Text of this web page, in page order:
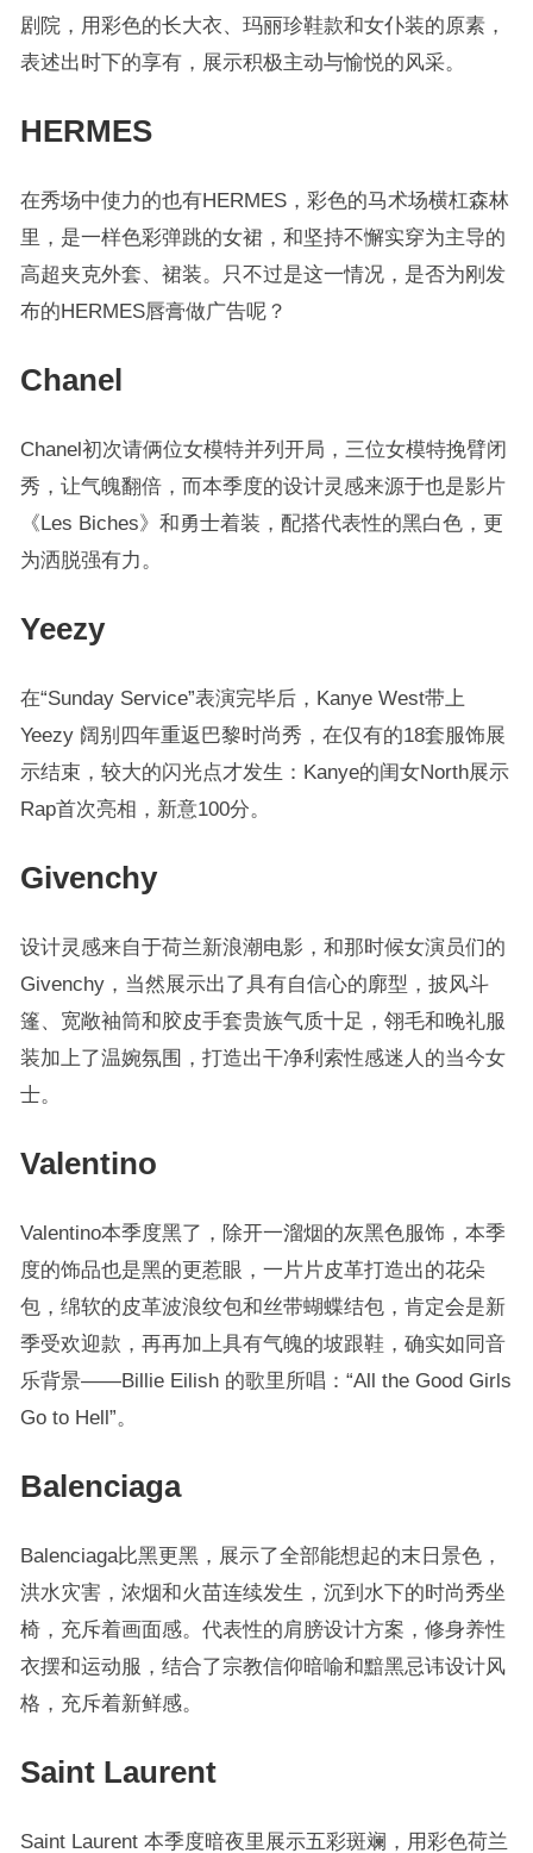
剧院，用彩色的长大衣、玛丽珍鞋款和女仆装的原素，
表述出时下的享有，展示积极主动与愉悦的风采。
HERMES
在秀场中使力的也有HERMES，彩色的马术场横杠森林
里，是一样色彩弹跳的女裙，和坚持不懈实穿为主导的
高超夹克外套、裙装。只不过是这一情况，是否为刚发
布的HERMES唇膏做广告呢？
Chanel
Chanel初次请俩位女模特并列开局，三位女模特挽臂闭
秀，让气魄翻倍，而本季度的设计灵感来源于也是影片
《Les Biches》和勇士着装，配搭代表性的黑白色，更
为洒脱强有力。
Yeezy
在“Sunday Service”表演完毕后，Kanye West带上
Yeezy 阔别四年重返巴黎时尚秀，在仅有的18套服饰展
示结束，较大的闪光点才发生：Kanye的闺女North展示
Rap首次亮相，新意100分。
Givenchy
设计灵感来自于荷兰新浪潮电影，和那时候女演员们的
Givenchy，当然展示出了具有自信心的廓型，披风斗
篷、宽敞袖筒和胶皮手套贵族气质十足，翎毛和晚礼服
装加上了温婉氛围，打造出干净利索性感迷人的当今女
士。
Valentino
Valentino本季度黑了，除开一溜烟的灰黑色服饰，本季
度的饰品也是黑的更惹眼，一片片皮革打造出的花朵
包，绵软的皮革波浪纹包和丝带蝴蝶结包，肯定会是新
季受欢迎款，再再加上具有气魄的坡跟鞋，确实如同音
乐背景——Billie Eilish 的歌里所唱：“All the Good Girls
Go to Hell”。
Balenciaga
Balenciaga比黑更黑，展示了全部能想起的末日景色，
洪水灾害，浓烟和火苗连续发生，沉到水下的时尚秀坐
椅，充斥着画面感。代表性的肩膀设计方案，修身养性
衣摆和运动服，结合了宗教信仰暗喻和黯黑忌讳设计风
格，充斥着新鲜感。
Saint Laurent
Saint Laurent 本季度暗夜里展示五彩斑斓，用彩色荷兰